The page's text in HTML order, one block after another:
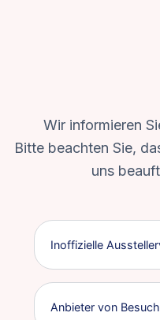
Wir informieren
Bitte beachten Sie,
uns
Inoffizielle
Anbieter von